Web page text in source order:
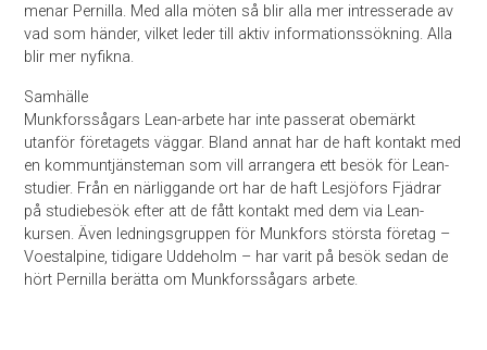
menar Pernilla. Med alla möten så blir alla mer intresserade av
vad som händer, vilket leder till aktiv informationssökning. Alla
blir mer nyfikna.
Samhälle
Munkforssågars Lean-arbete har inte passerat obemärkt
utanför företagets väggar. Bland annat har de haft kontakt med
en kommuntjänsteman som vill arrangera ett besök för Lean-
studier. Från en närliggande ort har de haft Lesjöfors Fjädrar
på studiebesök efter att de fått kontakt med dem via Lean-
kursen. Även ledningsgruppen för Munkfors största företag –
Voestalpine, tidigare Uddeholm – har varit på besök sedan de
hört Pernilla berätta om Munkforssågars arbete.